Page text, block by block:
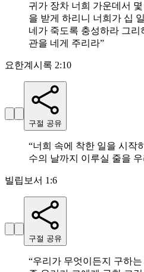
귀가 장차 너희 가운데서
을 받게 하리니 너희가 십
네가 죽도록 충성하라 그
관을 네게 주리라”
요한계시록 2:10
구절 공유
“너희 속에 착한 일을 시작
수의 날까지 이루실 줄을
빌립보서 1:6
구절 공유
“우리가 무엇이든지 구하